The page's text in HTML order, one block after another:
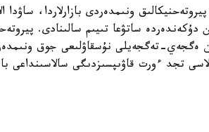
ونىمدەردى بازارلاردا، ساۋدا
ەگجەي-تەگجەيلى نۇسقاۋلىعى جوق
تجد ءورت قاۋىپسىزدىگى سالاسىنداعى